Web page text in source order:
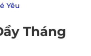
Yêu
Tháng